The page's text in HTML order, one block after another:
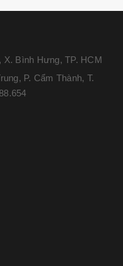
X. Bình Hưng, TP. HCM
P. Cẩm Thành, T.